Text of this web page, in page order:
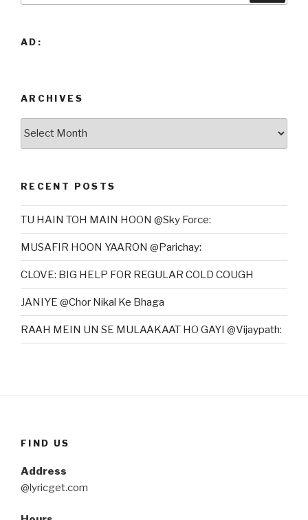
AD:
ARCHIVES
RECENT POSTS
TU HAIN TOH MAIN HOON @Sky Force:
MUSAFIR HOON YAARON @Parichay:
CLOVE: BIG HELP FOR REGULAR COLD COUGH
JANIYE @Chor Nikal Ke Bhaga
RAAH MEIN UN SE MULAAKAAT HO GAYI @Vijaypath:
FIND US
Address
@lyricget.com